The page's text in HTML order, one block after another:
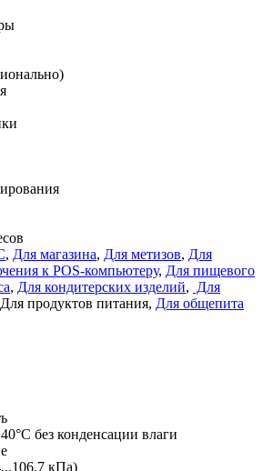
, Для магазина, Для метизов, Для
к POS-компьютеру, Для пищевого
, Для кондитерских изделий, Для
продуктов питания, Для общепита
без конденсации влаги
кПа)